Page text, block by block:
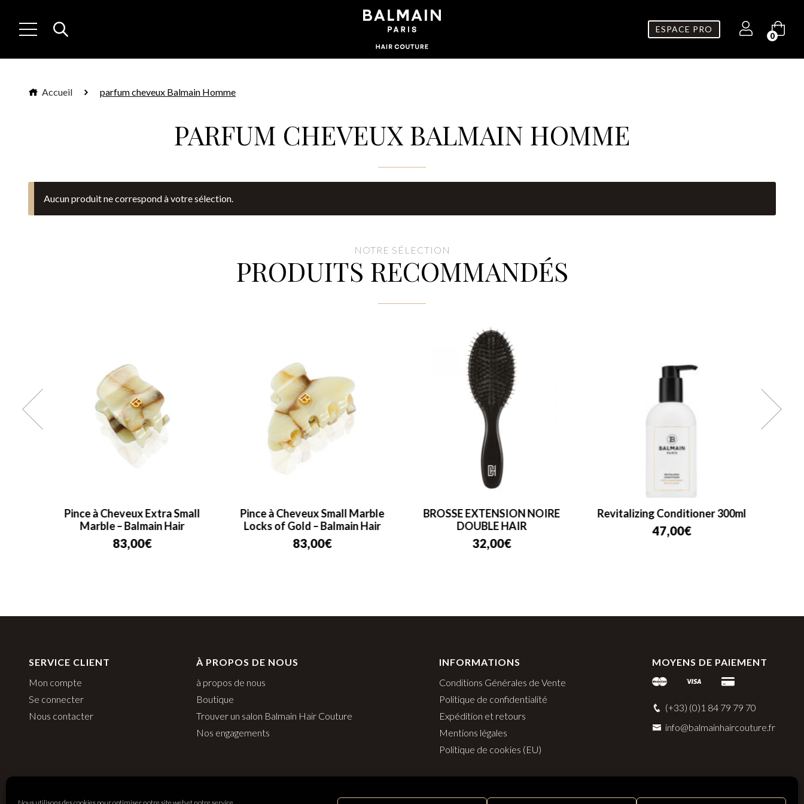
ESPACE PRO
0
Accueil parfum cheveux Balmain Homme
PARFUM CHEVEUX BALMAIN HOMME
Aucun produit ne correspond à votre sélection.
NOTRE SÉLECTION
PRODUITS RECOMMANDÉS
Pince à Cheveux Extra Small
Marble – Balmain Hair
83,00€
Pince à Cheveux Small Marble
Locks of Gold – Balmain Hair
83,00€
BROSSE EXTENSION NOIRE
DOUBLE HAIR
32,00€
Revitalizing Conditioner 300ml
47,00€
SERVICE CLIENT
Mon compte
Se connecter
Nous contacter
À PROPOS DE NOUS
à propos de nous
Boutique
Trouver un salon Balmain Hair Couture
Nos engagements
INFORMATIONS
Conditions Générales de Vente
Politique de confidentialité
Expédition et retours
Mentions légales
Politique de cookies (EU)
MOYENS DE PAIEMENT
(+33) (0)1 84 79 79 70
info@balmainhaircouture.fr